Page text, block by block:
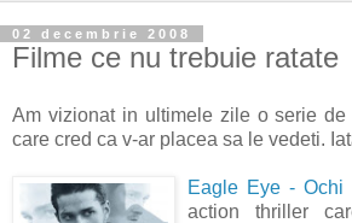
02 decembrie 2008
Filme ce nu trebuie ratate
Am vizionat in ultimele zile o serie
care cred ca v-ar placea sa le vedeti.
Eagle Eye - Ochi
action thriller